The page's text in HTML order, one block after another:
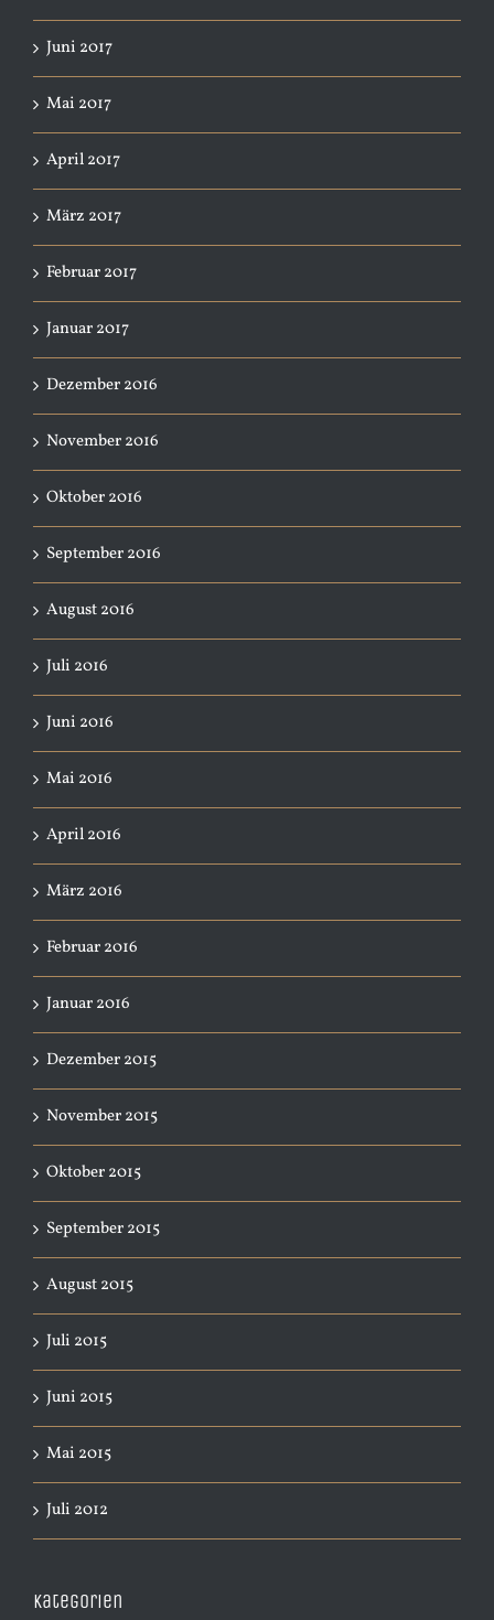
Juni 2017
Mai 2017
April 2017
März 2017
Februar 2017
Januar 2017
Dezember 2016
November 2016
Oktober 2016
September 2016
August 2016
Juli 2016
Juni 2016
Mai 2016
April 2016
März 2016
Februar 2016
Januar 2016
Dezember 2015
November 2015
Oktober 2015
September 2015
August 2015
Juli 2015
Juni 2015
Mai 2015
Juli 2012
Kategorien